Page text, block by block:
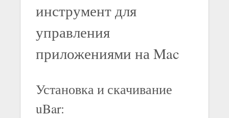
инструмент для
управления
приложениями на Mac
Установка и скачивание
uBar: